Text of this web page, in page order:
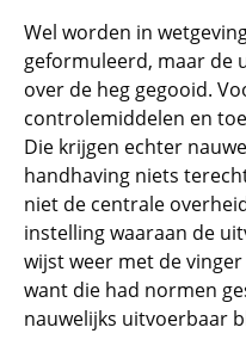
Wel worden in
geformuleerd, maar de
over de heg gegooid.
controlemiddelen en
Die krijgen echter
handhaving niets
niet de centrale
instelling waaraan de
wijst weer met de
want die had normen
nauwelijks uitvoerbaar